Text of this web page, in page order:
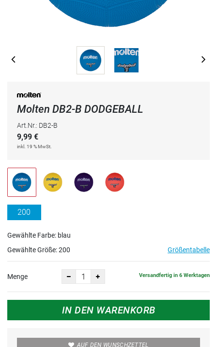
Molten DB2-B DODGEBALL
Art.Nr.: DB2-B
9,99 €
inkl. 19 % MwSt.
200
Gewählte Farbe: blau
Gewählte Größe:200 Größentabelle
Menge Versandfertig in 6 Werktagen
IN DEN WARENKORB
AUF DEN WUNSCHZETTEL